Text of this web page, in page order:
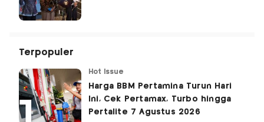
Terpopuler
Hot Issue
Harga BBM Pertamina Turun Hari
Ini, Cek Pertamax, Turbo hingga
Pertalite 7 Agustus 2026